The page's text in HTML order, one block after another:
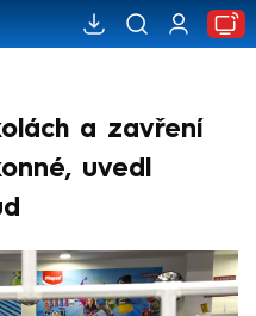
a zavření
uvedl